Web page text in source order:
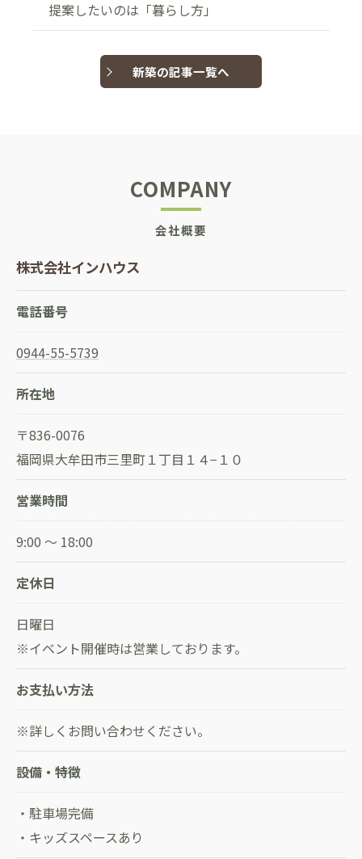
提案したいのは「暮らし方」
新築の記事一覧へ
会社概要
COMPANY
株式会社インハウス
電話番号
0944-55-5739
所在地
〒836-0076
福岡県大牟田市三里町１丁目１４−１０
営業時間
9:00 ～ 18:00
定休日
日曜日
※イベント開催時は営業しております。
お支払い方法
※詳しくお問い合わせください。
設備・特徴
・駐車場完備
・キッズスペースあり